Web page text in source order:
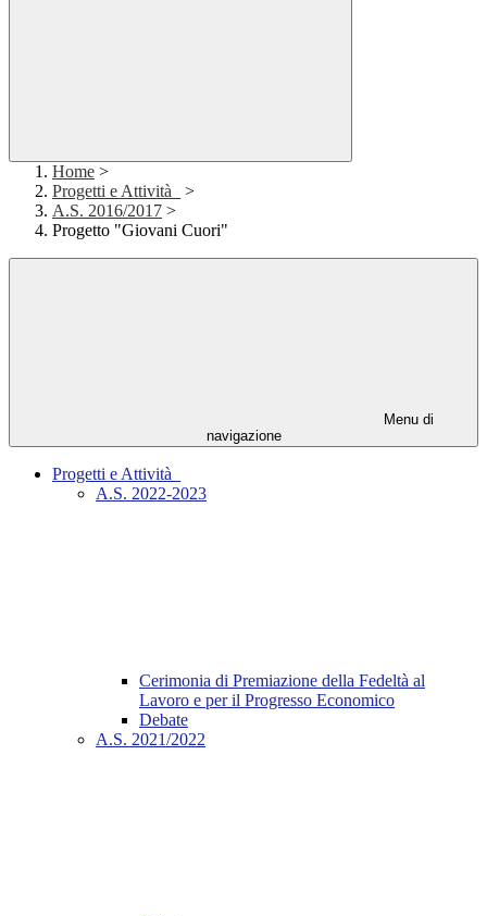
Home >
Progetti e Attività_
>
A.S. 2016/2017 >
Progetto "Giovani Cuori"
Menu di
navigazione
Progetti e Attività_
A.S. 2022-2023
Cerimonia di Premiazione della Fedeltà al
Lavoro e per il Progresso Economico
Debate
A.S. 2021/2022